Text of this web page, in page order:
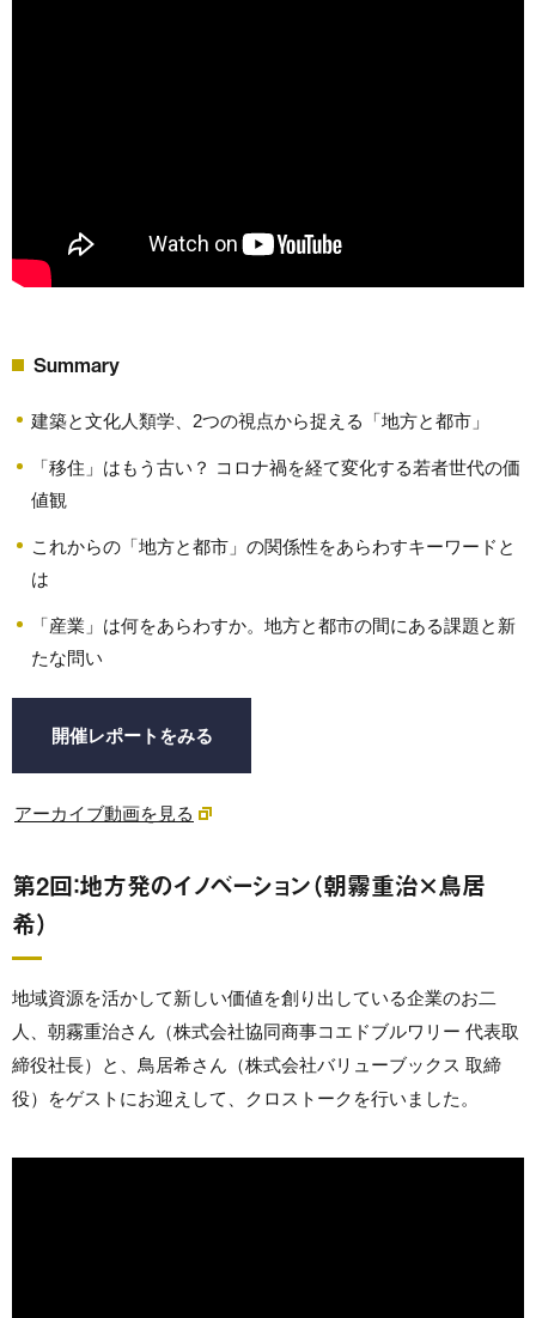
Summary
建築と文化人類学、2つの視点から捉える「地方と都市」
「移住」はもう古い？ コロナ禍を経て変化する若者世代の価
値観
これからの「地方と都市」の関係性をあらわすキーワードと
は
「産業」は何をあらわすか。地方と都市の間にある課題と新
たな問い
開催レポートをみる
アーカイブ動画を見る
第2回：地方発のイノベーション（朝霧重治×鳥居
希）
地域資源を活かして新しい価値を創り出している企業のお二
人、朝霧重治さん（株式会社協同商事コエドブルワリー 代表取
締役社長）と、鳥居希さん（株式会社バリューブックス 取締
役）をゲストにお迎えして、クロストークを行いました。